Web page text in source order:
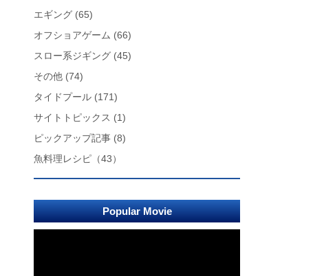
エギング (65)
オフショアゲーム (66)
スロー系ジギング (45)
その他 (74)
タイドプール (171)
サイトトピックス (1)
ピックアップ記事 (8)
魚料理レシピ （43）
Popular Movie